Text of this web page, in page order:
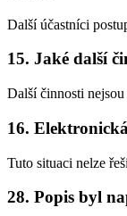
Další účastníci
15. Jaké další
Další činnosti nejsou
16.
Tuto situaci nelze
28. Popis byl